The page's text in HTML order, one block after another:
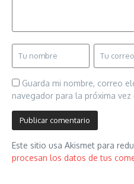
Guarda mi nombre, correo
navegador para la próxima vez
Este sitio usa Akismet para
procesan los datos de tus